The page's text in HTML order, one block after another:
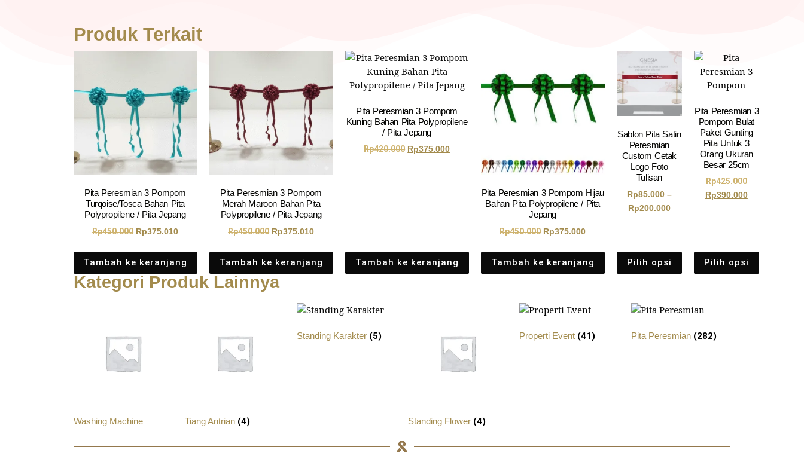
Produk Terkait
Pita Peresmian 3 Pompom
Turqoise/Tosca Bahan Pita
Polypropilene / Pita Jepang
Rp450.000 Rp375.010
Tambah ke keranjang
Pita Peresmian 3 Pompom
Merah Maroon Bahan Pita
Polypropilene / Pita Jepang
Rp450.000 Rp375.010
Tambah ke keranjang
Pita Peresmian 3 Pompom
Kuning Bahan Pita Polypropilene
/ Pita Jepang
Rp420.000 Rp375.000
Tambah ke keranjang
Pita Peresmian 3 Pompom Hijau
Bahan Pita Polypropilene / Pita
Jepang
Rp450.000 Rp375.000
Tambah ke keranjang
Sablon Pita Satin
Peresmian
Custom Cetak
Logo Foto
Tulisan
Rp85.000 –
Rp200.000
Pilih opsi
Pita Peresmian 3
Pompom Bulat
Paket Gunting
Pita Untuk 3
Orang Ukuran
Besar 25cm
Rp425.000
Rp390.000
Pilih opsi
Kategori Produk Lainnya
Washing Machine Tiang Antrian (4)
Standing Karakter (5)
Standing Flower (4)
Properti Event (41) Pita Peresmian (282)